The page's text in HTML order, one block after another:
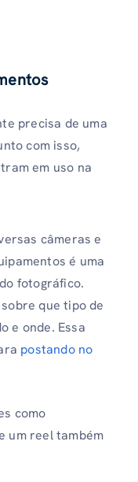
precisa de uma
com isso,
em uso na
câmeras e
é uma
fotográfico.
que tipo de
e onde. Essa
postando no
como
um reel também